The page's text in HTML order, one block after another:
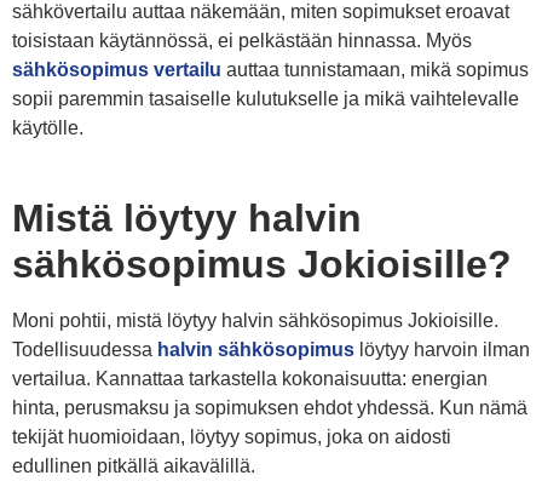
sähkövertailu auttaa näkemään, miten sopimukset eroavat
toisistaan käytännössä, ei pelkästään hinnassa. Myös
sähkösopimus vertailu auttaa tunnistamaan, mikä sopimus
sopii paremmin tasaiselle kulutukselle ja mikä vaihtelevalle
käytölle.
Mistä löytyy halvin
sähkösopimus Jokioisille?
Moni pohtii, mistä löytyy halvin sähkösopimus Jokioisille.
Todellisuudessa halvin sähkösopimus löytyy harvoin ilman
vertailua. Kannattaa tarkastella kokonaisuutta: energian
hinta, perusmaksu ja sopimuksen ehdot yhdessä. Kun nämä
tekijät huomioidaan, löytyy sopimus, joka on aidosti
edullinen pitkällä aikavälillä.